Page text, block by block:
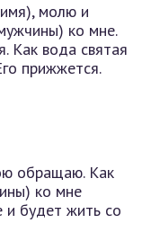
молю и
ко мне.
Как вода святая
прижжется.
обращаю. Как
ко мне
и будет жить со